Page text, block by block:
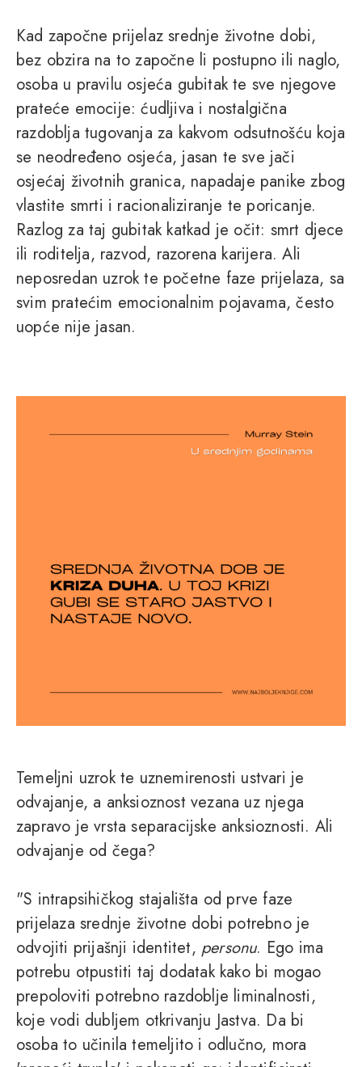
Kad započne prijelaz srednje životne dobi,
bez obzira na to započne li postupno ili naglo,
osoba u pravilu osjeća gubitak te sve njegove
prateće emocije: ćudljiva i nostalgična
razdoblja tugovanja za kakvom odsutnošću koja
se neodređeno osjeća, jasan te sve jači
osjećaj životnih granica, napadaje panike zbog
vlastite smrti i racionaliziranje te poricanje.
Razlog za taj gubitak katkad je očit: smrt djece
ili roditelja, razvod, razorena karijera. Ali
neposredan uzrok te početne faze prijelaza, sa
svim pratećim emocionalnim pojavama, često
uopće nije jasan.
Temeljni uzrok te uznemirenosti ustvari je
odvajanje, a anksioznost vezana uz njega
zapravo je vrsta separacijske anksioznosti. Ali
odvajanje od čega?
"S intrapsihičkog stajališta od prve faze
prijelaza srednje životne dobi potrebno je
odvojiti prijašnji identitet, personu. Ego ima
potrebu otpustiti taj dodatak kako bi mogao
prepoloviti potrebno razdoblje liminalnosti,
koje vodi dubljem otkrivanju Jastva. Da bi
osoba to učinila temeljito i odlučno, mora